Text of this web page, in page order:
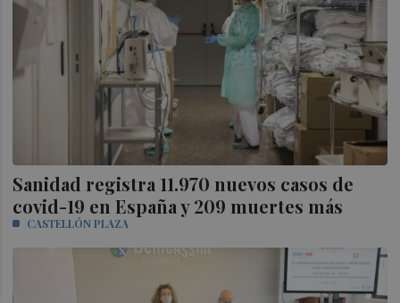
Sanidad registra 11.970 nuevos casos de
covid-19 en España y 209 muertes más
CASTELLÓN PLAZA